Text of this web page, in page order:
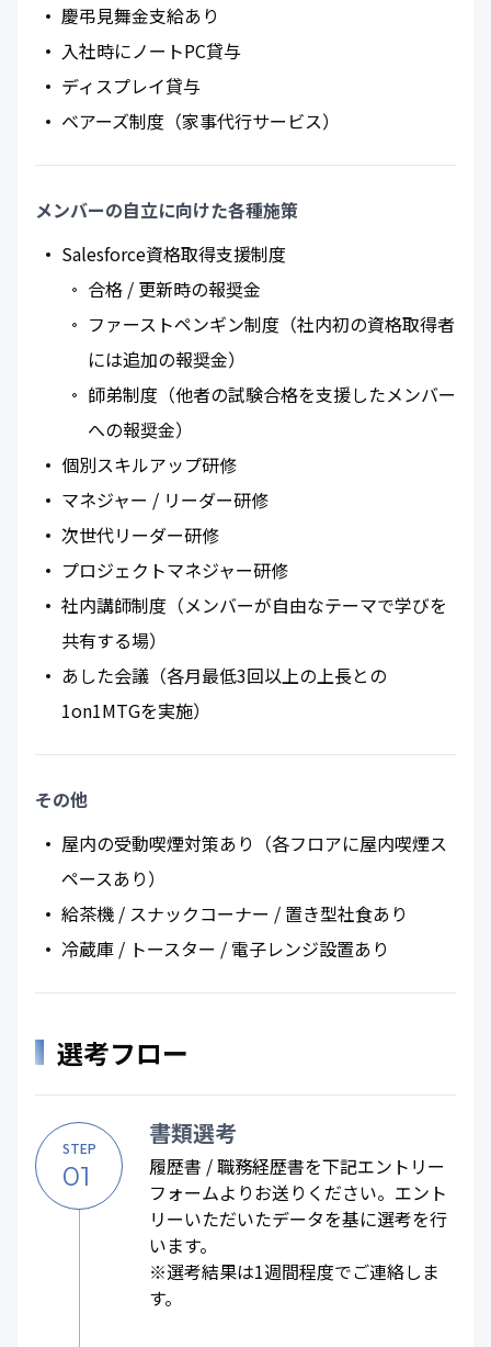
慶弔見舞金支給あり
入社時にノートPC貸与
ディスプレイ貸与
ベアーズ制度（家事代行サービス）
メンバーの自立に向けた各種施策
Salesforce資格取得支援制度
合格 / 更新時の報奨金
ファーストペンギン制度（社内初の資格取得者
には追加の報奨金）
師弟制度（他者の試験合格を支援したメンバー
への報奨金）
個別スキルアップ研修
マネジャー / リーダー研修
次世代リーダー研修
プロジェクトマネジャー研修
社内講師制度（メンバーが自由なテーマで学びを
共有する場）
あした会議（各月最低3回以上の上長との
1on1MTGを実施）
その他
屋内の受動喫煙対策あり（各フロアに屋内喫煙ス
ペースあり）
給茶機 / スナックコーナー / 置き型社食あり
冷蔵庫 / トースター / 電子レンジ設置あり
選考フロー
STEP
01
書類選考
履歴書 / 職務経歴書を下記エントリー
フォームよりお送りください。エント
リーいただいたデータを基に選考を行
います。
※選考結果は1週間程度でご連絡しま
す。